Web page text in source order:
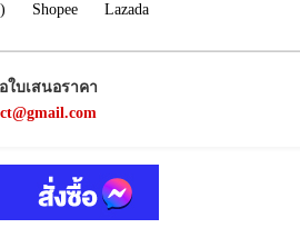
Shopee Lazada
ใบเสนอราคา